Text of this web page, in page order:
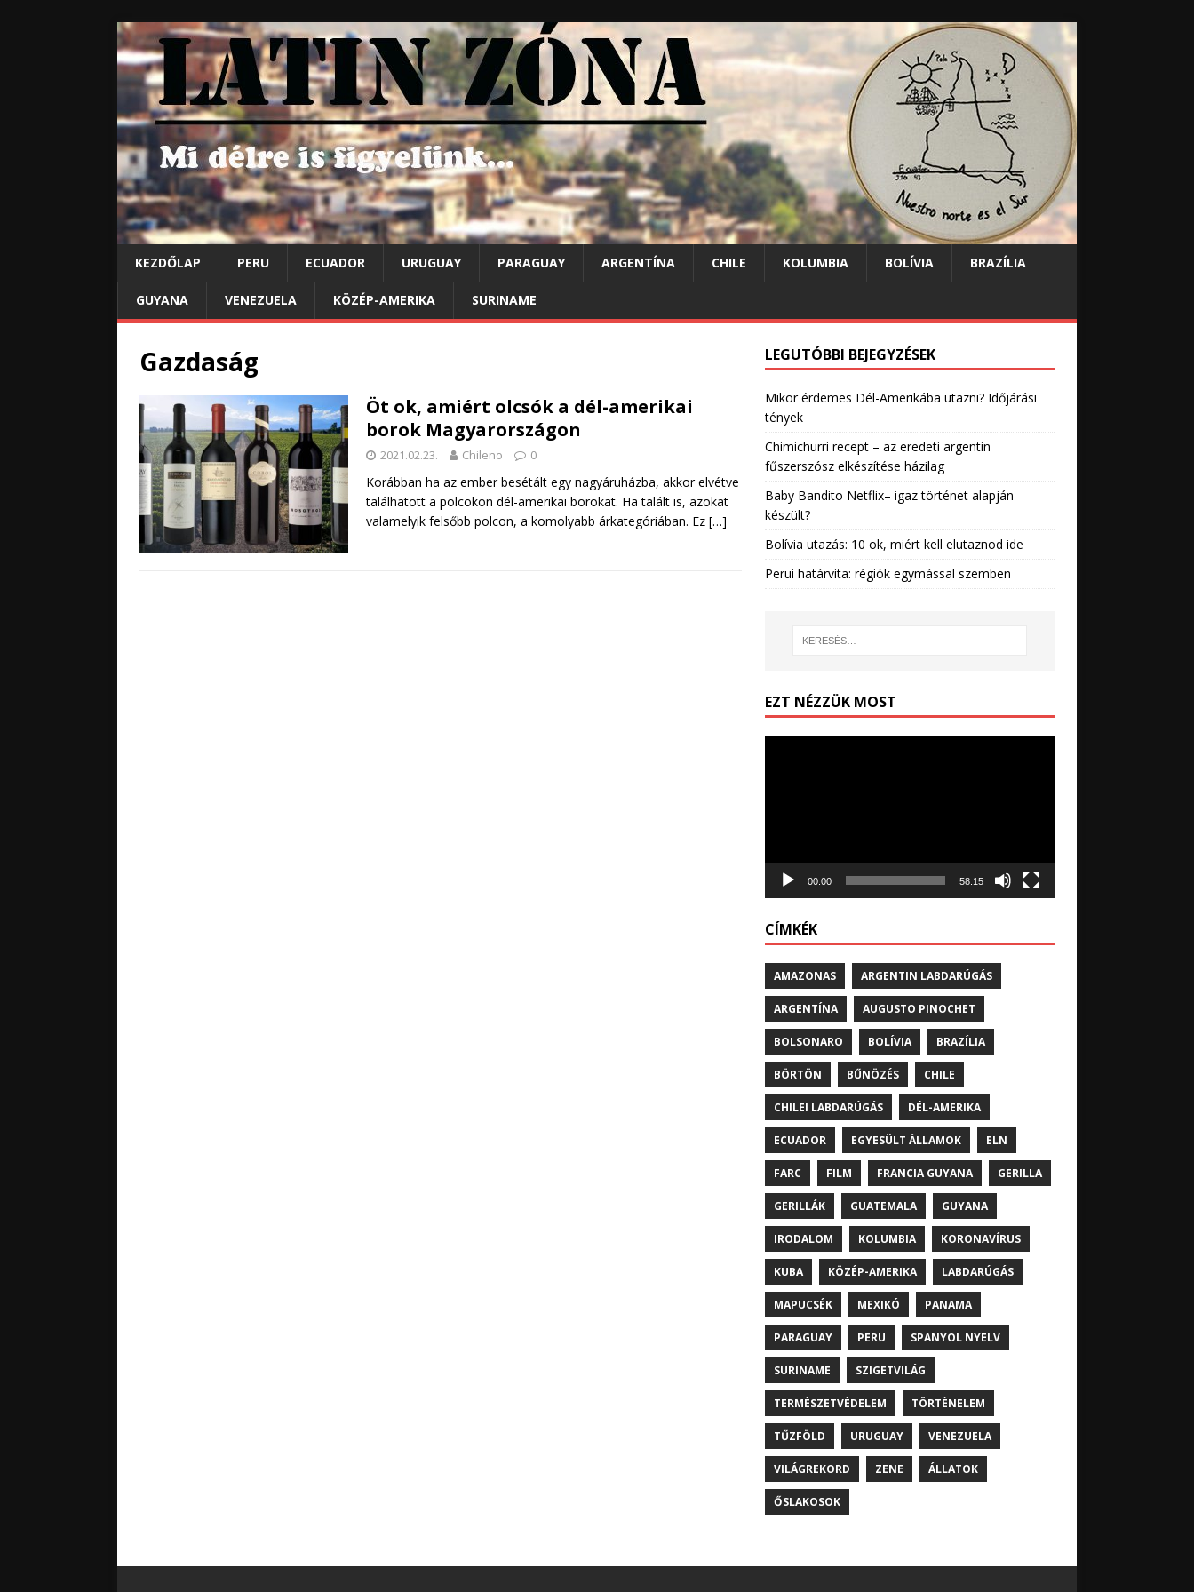
KEZDŐLAP PERU ECUADOR URUGUAY PARAGUAY ARGENTÍNA CHILE KOLUMBIA BOLÍVIA BRAZÍLIA
GUYANA VENEZUELA KÖZÉP-AMERIKA SURINAME
Gazdaság
Öt ok, amiért olcsók a dél-amerikai
borok Magyarországon
2021.02.23. Chileno 0
Korábban ha az ember besétált egy nagyáruházba, akkor elvétve
találhatott a polcokon dél-amerikai borokat. Ha talált is, azokat
valamelyik felsőbb polcon, a komolyabb árkategóriában. Ez […]
LEGUTÓBBI BEJEGYZÉSEK
Mikor érdemes Dél-Amerikába utazni? Időjárási
tények
Chimichurri recept – az eredeti argentin
fűszerszósz elkészítése házilag
Baby Bandito Netflix– igaz történet alapján
készült?
Bolívia utazás: 10 ok, miért kell elutaznod ide
Perui határvita: régiók egymással szemben
EZT NÉZZÜK MOST
00:00 58:15
CÍMKÉK
AMAZONAS ARGENTIN LABDARÚGÁS
ARGENTÍNA AUGUSTO PINOCHET
BOLSONARO BOLÍVIA BRAZÍLIA
BÖRTÖN BŰNÖZÉS CHILE
CHILEI LABDARÚGÁS DÉL-AMERIKA
ECUADOR EGYESÜLT ÁLLAMOK ELN
FARC FILM FRANCIA GUYANA GERILLA
GERILLÁK GUATEMALA GUYANA
IRODALOM KOLUMBIA KORONAVÍRUS
KUBA KÖZÉP-AMERIKA LABDARÚGÁS
MAPUCSÉK MEXIKÓ PANAMA
PARAGUAY PERU SPANYOL NYELV
SURINAME SZIGETVILÁG
TERMÉSZETVÉDELEM TÖRTÉNELEM
TŰZFÖLD URUGUAY VENEZUELA
VILÁGREKORD ZENE ÁLLATOK
ŐSLAKOSOK